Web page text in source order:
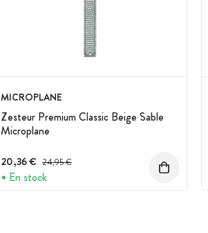
MICROPLANE
Zesteur Premium Classic Beige Sable
Microplane
20,36 € Prix avant réduction :
24,95 €
En stock